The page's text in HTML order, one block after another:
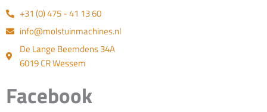
+31 (0) 475 - 41 13 60
info@molstuinmachines.nl
De Lange Beemdens 34A
6019 CR Wessem
Facebook